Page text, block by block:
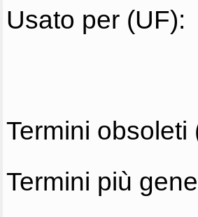
Usato per (UF):
Termini obsoleti
Termini più